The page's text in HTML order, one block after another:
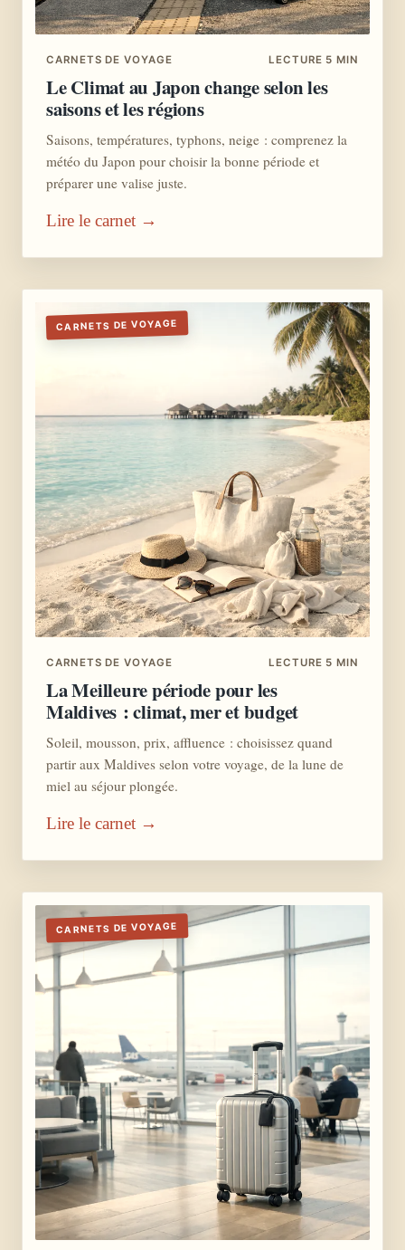
CARNETS DE VOYAGE LECTURE 5 MIN
Le Climat au Japon change selon les
saisons et les régions
Saisons, températures, typhons, neige : comprenez la
météo du Japon pour choisir la bonne période et
préparer une valise juste.
Lire le carnet →
CARNETS DE VOYAGE
CARNETS DE VOYAGE LECTURE 5 MIN
La Meilleure période pour les
Maldives : climat, mer et budget
Soleil, mousson, prix, affluence : choisissez quand
partir aux Maldives selon votre voyage, de la lune de
miel au séjour plongée.
Lire le carnet →
CARNETS DE VOYAGE